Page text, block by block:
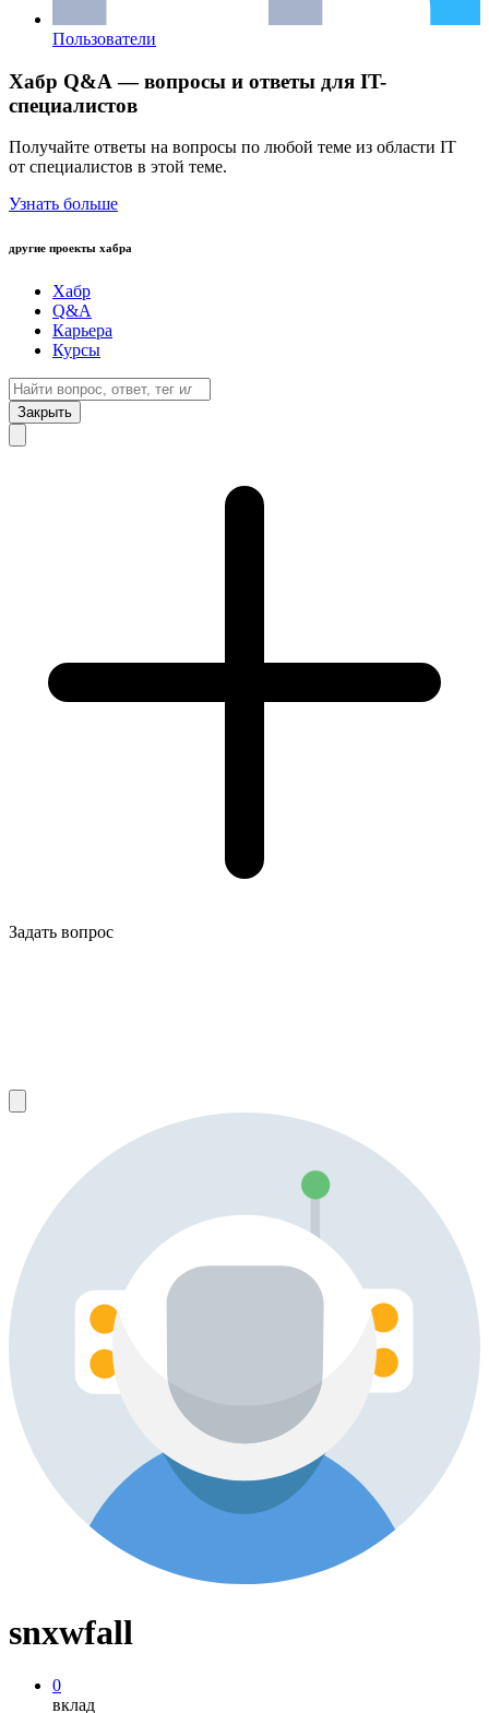
Пользователи
Хабр Q&A — вопросы и ответы для IT-
специалистов
Получайте ответы на вопросы по любой теме из области IT
от специалистов в этой теме.
Узнать больше
другие проекты хабра
Хабр
Q&A
Карьера
Курсы
Закрыть
Задать вопрос
snxwfall
0
вклад